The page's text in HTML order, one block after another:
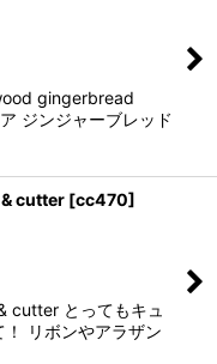
gingerbread
ジンジャーブレッド
cutter [cc470]
cutter とってもキュ
リボンやアラザン